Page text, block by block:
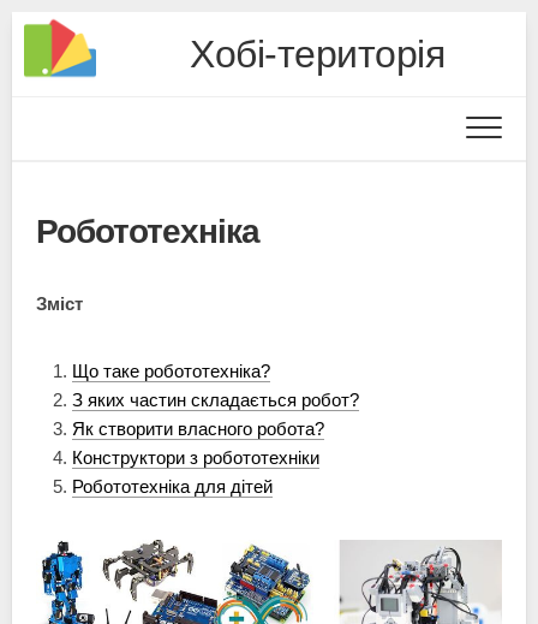
Хобі-територія
Робототехніка
Зміст
Що таке робототехніка?
З яких частин складається робот?
Як створити власного робота?
Конструктори з робототехніки
Робототехніка для дітей